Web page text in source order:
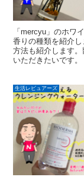
「mercyu」のホワ
香りの種類を紹介
方法も紹介します
いただきたいです。
生活レビュアーズ